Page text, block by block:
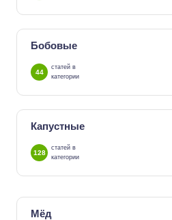
Бобовые
44
статей в
категории
Капустные
128
статей в
категории
Мёд